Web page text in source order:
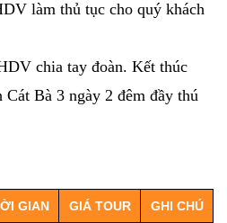
làm thủ tục cho quý khách
chia tay đoàn. Kết thúc
Bà 3 ngày 2 đêm đầy thú
GIAN GIÁ TOUR GHI CHÚ